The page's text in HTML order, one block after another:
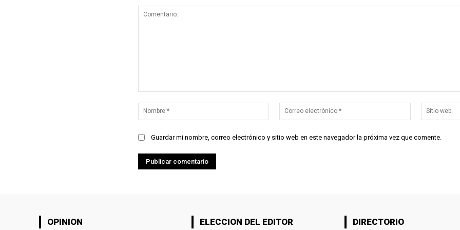
Nombre:*
Correo
electrónico:*
Guardar mi nombre, correo electrónico y sitio web en este navegador la próxima vez que comente.
OPINION ELECCION DEL EDITOR DIRECTORIO